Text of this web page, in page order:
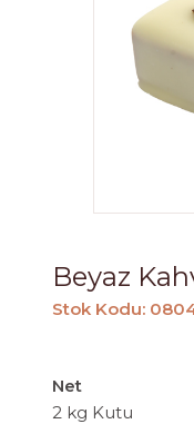
Beyaz
Stok Kodu:
Net
2 kg Kutu